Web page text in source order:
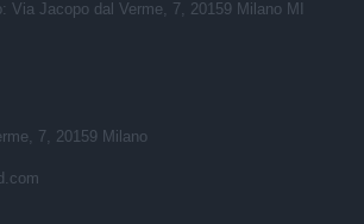
Via Jacopo dal Verme, 7, 20159 Milano MI
7, 20159 Milano